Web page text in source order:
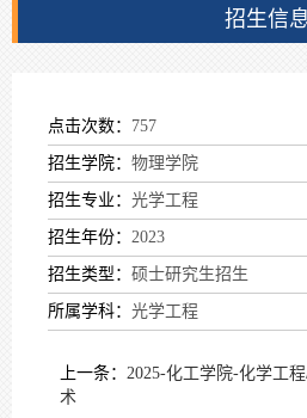
招生信
点击次数： 757
招生学院： 物理学院
招生专业： 光学工程
招生年份： 2023
招生类型： 硕士研究生招生
所属学科： 光学工程
上一条： 2025-化工学院-化学工
术